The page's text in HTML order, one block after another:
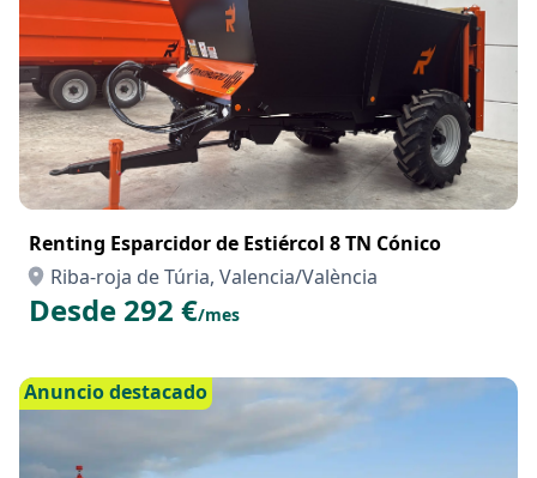
Renting Esparcidor de Estiércol 8 TN Cónico
Riba-roja de Túria, Valencia/València
Desde 292 €/mes
Anuncio destacado